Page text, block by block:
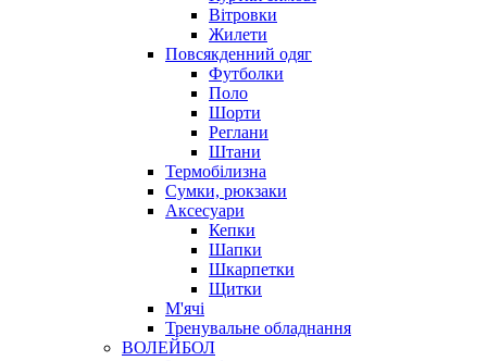
Вітровки
Жилети
Повсякденний одяг
Футболки
Поло
Шорти
Реглани
Штани
Термобілизна
Сумки, рюкзаки
Аксесуари
Кепки
Шапки
Шкарпетки
Щитки
М'ячі
Тренувальне обладнання
ВОЛЕЙБОЛ